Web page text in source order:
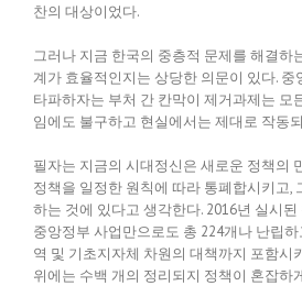
찬의 대상이었다.
그러나 지금 한국의 중층적 문제를 해결하
계가 효율적인지는 상당한 의문이 있다.
타파하자는 부처 간 칸막이 제거과제는 모
임에도 불구하고 현실에서는 제대로 작동
필자는 지금의 시대정신은 새로운 정책의
정책을 일정한 원칙에 따라 통폐합시키고,
하는 것에 있다고 생각한다. 2016년 실시
중앙정부 사업만으로도 총 224개나 난립
역 및 기초지자체 차원의 대책까지 포함시
위에는 수백 개의 정리되지 정책이 혼잡하